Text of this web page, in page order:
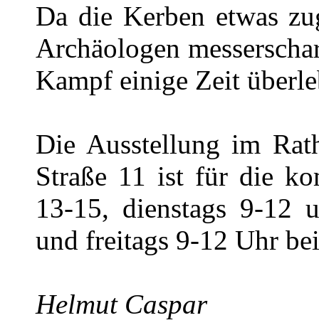
Da die Kerben etwas
Archäologen
Kampf einige Zeit
Die Ausstellung im
Straße 11 ist für die
13-15, dienstags 9-12
und freitags 9-12 Uhr
Helmut Caspar